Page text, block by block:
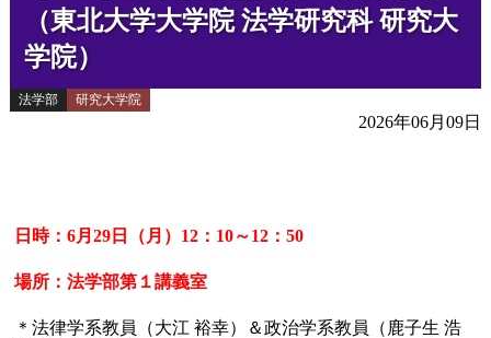
（東北大学大学院 法学研究科 研究大
学院）
法学部 研究大学院
2026年06月09日
日時：6月29日（月）12：10～12：50
場所：法学部第１講義室
＊法律学系教員（大江 裕幸）＆政治学系教員（鹿子生 浩